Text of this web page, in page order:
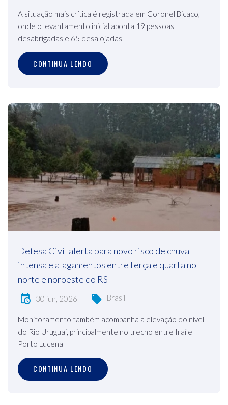
A situação mais crítica é registrada em Coronel Bicaco,
onde o levantamento inicial aponta 19 pessoas
desabrigadas e 65 desalojadas
CONTINUA LENDO
Defesa Civil alerta para novo risco de chuva
intensa e alagamentos entre terça e quarta no
norte e noroeste do RS
30 jun, 2026 Brasil
Monitoramento também acompanha a elevação do nível
do Rio Uruguai, principalmente no trecho entre Iraí e
Porto Lucena
CONTINUA LENDO